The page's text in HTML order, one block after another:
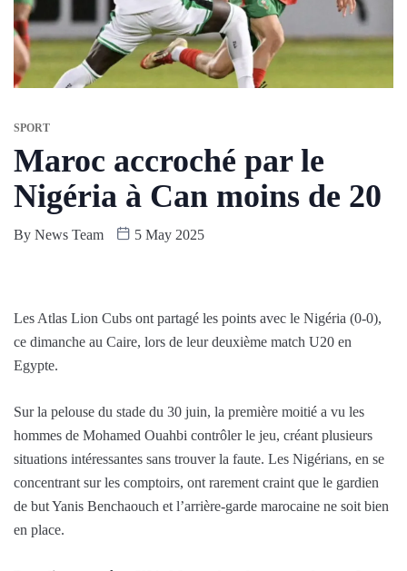
SPORT
Maroc accroché par le
Nigéria à Can moins de 20
By News Team 5 May 2025
Les Atlas Lion Cubs ont partagé les points avec le Nigéria (0-0),
ce dimanche au Caire, lors de leur deuxième match U20 en
Egypte.
Sur la pelouse du stade du 30 juin, la première moitié a vu les
hommes de Mohamed Ouahbi contrôler le jeu, créant plusieurs
situations intéressantes sans trouver la faute. Les Nigérians, en se
concentrant sur les comptoirs, ont rarement craint que le gardien
de but Yanis Benchaouch et l’arrière-garde marocaine ne soit bien
en place.